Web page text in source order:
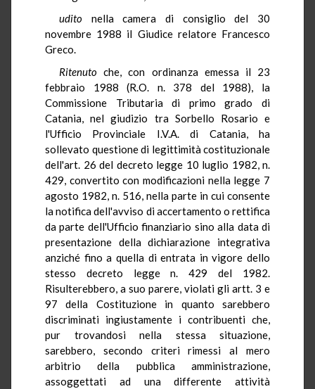
udito nella camera di consiglio del 30
novembre 1988 il Giudice relatore Francesco
Greco.
Ritenuto che, con ordinanza emessa il 23
febbraio 1988 (R.O. n. 378 del 1988), la
Commissione Tributaria di primo grado di
Catania, nel giudizio tra Sorbello Rosario e
l'Ufficio Provinciale I.V.A. di Catania, ha
sollevato questione di legittimità costituzionale
dell'art. 26 del decreto legge 10 luglio 1982, n.
429, convertito con modificazioni nella legge 7
agosto 1982, n. 516, nella parte in cui consente
la notifica dell'avviso di accertamento o rettifica
da parte dell'Ufficio finanziario sino alla data di
presentazione della dichiarazione integrativa
anziché fino a quella di entrata in vigore dello
stesso decreto legge n. 429 del 1982.
Risulterebbero, a suo parere, violati gli artt. 3 e
97 della Costituzione in quanto sarebbero
discriminati ingiustamente i contribuenti che,
pur trovandosi nella stessa situazione,
sarebbero, secondo criteri rimessi al mero
arbitrio della pubblica amministrazione,
assoggettati ad una differente attività